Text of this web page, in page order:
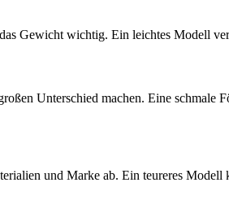
Gewicht wichtig. Ein leichtes Modell
Unterschied machen. Eine
und Marke ab. Ein teureres Modell